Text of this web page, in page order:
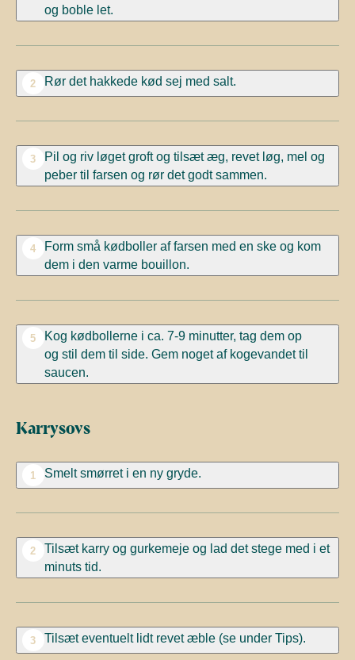
og boble let.
2 Rør det hakkede kød sej med salt.
3 Pil og riv løget groftog tilsæt æg, revet løg, mel og
peber til farsen og rør det godt sammen.
4
Form små kødboller af farsen med en ske og kom
dem i den varme bouillon.
5 Kog kødbollerne i ca. 7-9 minutter, tag dem op
og stil dem til side. Gem noget af kogevandet til
saucen.
Karrysovs
1 Smelt smørret i en ny gryde.
2
Tilsæt karry og gurkemeje og lad det stege med i et
minuts tid.
3 Tilsæt eventuelt lidt revet æble (se under Tips).